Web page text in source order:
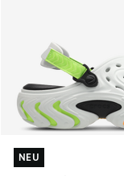
NEU
NEU